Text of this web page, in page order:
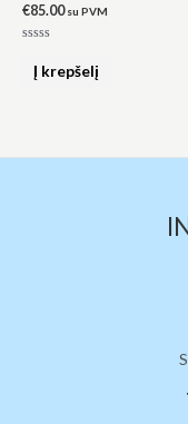
€85.00 su PVM
Į krepšelį